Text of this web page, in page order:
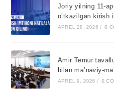
Joriy yilning 11-
o’tkazilgan kirish
APREL 28, 2026 / 0
Amir Temur
bilan ma’naviy-
APREL 9, 2026 / 0